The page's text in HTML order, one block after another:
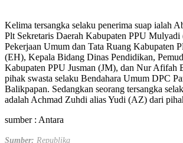
Kelima tersangka selaku penerima suap ialah
Plt Sekretaris Daerah Kabupaten PPU
Pekerjaan Umum dan Tata Ruang Kabupaten
(EH), Kepala Bidang Dinas Pendidikan,
Kabupaten PPU Jusman (JM), dan Nur Afifah
pihak swasta selaku Bendahara Umum DPC
Balikpapan. Sedangkan seorang tersangka
adalah Achmad Zuhdi alias Yudi (AZ) dari
sumber : Antara
Sumber: Republika